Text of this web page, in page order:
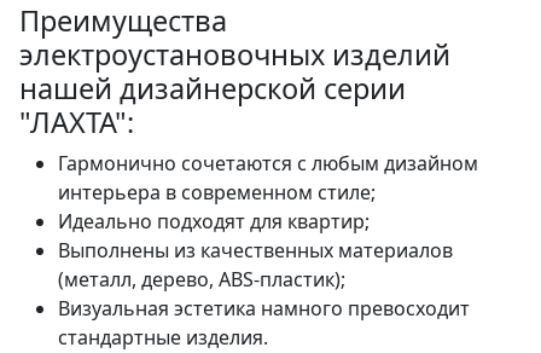
Преимущества
электроустановочных изделий
нашей дизайнерской серии
"ЛАХТА":
Гармонично сочетаются с любым дизайном
интерьера в современном стиле;
Идеально подходят для квартир;
Выполнены из качественных материалов
(металл, дерево, ABS-пластик);
Визуальная эстетика намного превосходит
стандартные изделия.